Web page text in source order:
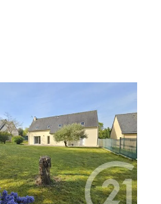
22
€
Invest vous propose de